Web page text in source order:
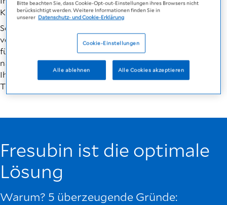
Kräften kommen.
Seit über 40 Jahren setzen wir uns für das Wohlbefinden
von Patientinnen und Patienten ein und bieten Lösungen
für individuelle Bedürfnisse. Fresubin Produkte werden
nach wissenschaftlichen Erkenntnissen entwickelt, um
Ihren Ernährungszustand durch die ergänzende Gabe von
Trinknahrung gezielt zu verbessern.
Fresubin ist die optimale
Lösung
Warum? 5 überzeugende Gründe:
Bitte beachten Sie, dass Cookie-Opt-out-Einstellungen ihres Browsers nicht
berücksichtigt werden. Weitere Informationen finden Sie in
unserer Datenschutz- und Cookie-Erklärung
Cookie-Einstellungen
Alle ablehnen Alle Cookies akzeptieren